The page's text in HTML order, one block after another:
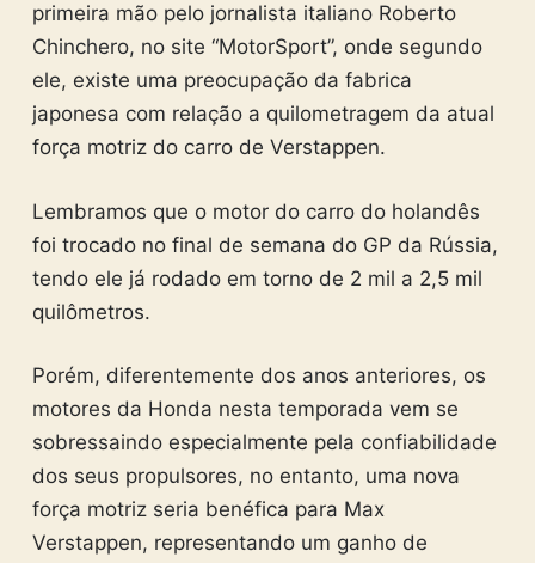
primeira mão pelo jornalista italiano Roberto
Chinchero, no site “MotorSport”, onde segundo
ele, existe uma preocupação da fabrica
japonesa com relação a quilometragem da atual
força motriz do carro de Verstappen.
Lembramos que o motor do carro do holandês
foi trocado no final de semana do GP da Rússia,
tendo ele já rodado em torno de 2 mil a 2,5 mil
quilômetros.
Porém, diferentemente dos anos anteriores, os
motores da Honda nesta temporada vem se
sobressaindo especialmente pela confiabilidade
dos seus propulsores, no entanto, uma nova
força motriz seria benéfica para Max
Verstappen, representando um ganho de